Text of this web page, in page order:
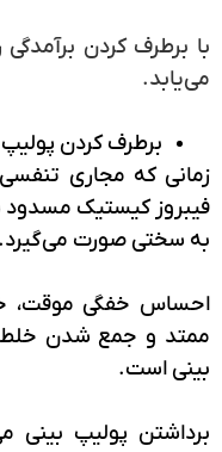
با برطرف کردن
می‌یابد.
برطرف کردن پولیپ
زمانی که مجاری تنفسی
فیبروز کیستیک مسدود
به سختی صورت می‌گیرد.
احساس خفگی
ممتد و جمع شدن خلط
بینی است.
برداشتن پولیپ بینی